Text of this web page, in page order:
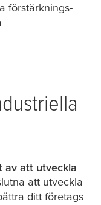
förstärknings-
av att utveckla
att utveckla
ditt företags